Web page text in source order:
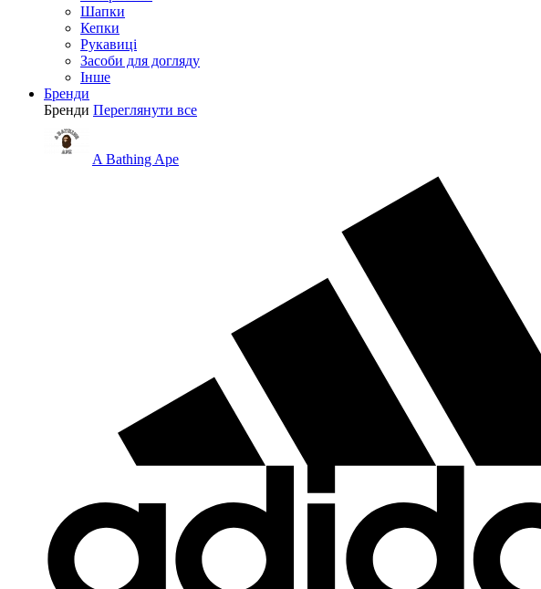
Шапки
Кепки
Рукавиці
Засоби для догляду
Інше
Бренди
Бренди Переглянути все
A Bathing Ape